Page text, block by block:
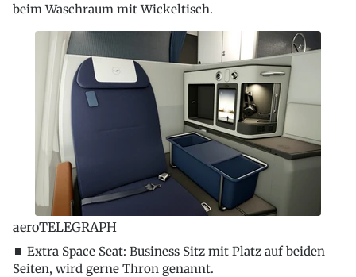
beim Waschraum mit Wickeltisch.
aeroTELEGRAPH
⏹ Extra Space Seat: Business Sitz mit Platz auf beiden
Seiten, wird gerne Thron genannt.